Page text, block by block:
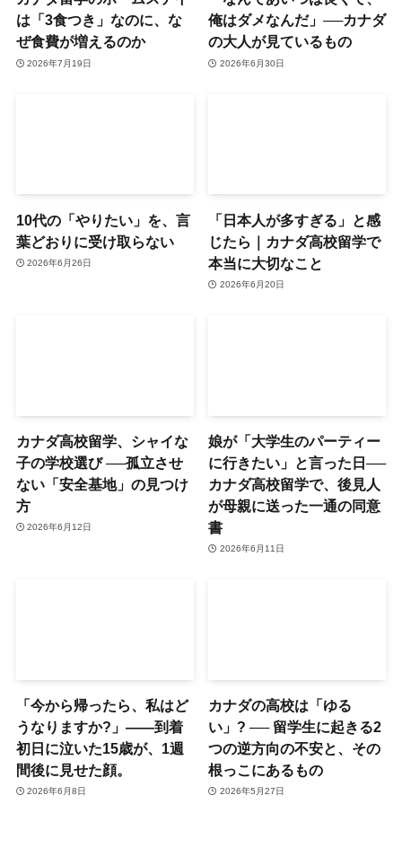
は「3食つき」なのに、な
ぜ食費が増えるのか
2026年7月19日
俺はダメなんだ」──カナダ
の大人が見ているもの
2026年6月30日
10代の「やりたい」を、言
葉どおりに受け取らない
2026年6月26日
「日本人が多すぎる」と感
じたら｜カナダ高校留学で
本当に大切なこと
2026年6月20日
カナダ高校留学、シャイな
子の学校選び ──孤立させ
ない「安全基地」の見つけ
方
2026年6月12日
娘が「大学生のパーティー
に行きたい」と言った日──
カナダ高校留学で、後見人
が母親に送った一通の同意
書
2026年6月11日
「今から帰ったら、私はど
うなりますか?」——到着
初日に泣いた15歳が、1週
間後に見せた顔。
2026年6月8日
カナダの高校は「ゆる
い」? ── 留学生に起きる2
つの逆方向の不安と、その
根っこにあるもの
2026年5月27日